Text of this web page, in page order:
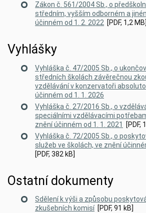
Zákon č. 561/2004 Sb., o
středním, vyšším odborném a
účinném od 1. 2. 2022 [PDF, 1,2 MB]
Vyhlášky
Vyhláška č. 47/2005 Sb., o
středních školách závěrečnou
vzdělávání v konzervatoři
účinném od 1. 1. 2026
Vyhláška č. 27/2016 Sb., o
speciálními vzdělávacími
znění účinném od 1. 1. 2021
[PDF,
Vyhláška č. 72/2005 Sb., o
služeb ve školách, ve znění
[PDF, 382 kB]
Ostatní dokumenty
Sdělení k výši a způsobu
zkušebních komisí[PDF, 91 kB]